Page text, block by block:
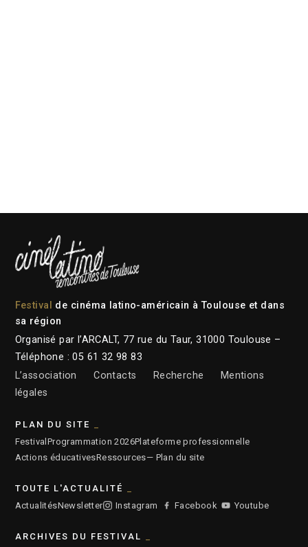
Festival
de cinéma latino-américain à Toulouse et dans
sa région
Organisé par l’ARCALT, 77 rue du Taur, 31000 Toulouse –
Téléphone : 05 61 32 98 83
L’association
Contacts Recherche
Mentions
légales
PLAN DU SITE
Festival Programmation 2026Plateforme professionnelle
Actions éducativesRessources— Plan du site
TOUTE L'ACTUALITÉ
ActualitésNewsletter Instagram Facebook Youtube
ARCHIVES DU FESTIVAL